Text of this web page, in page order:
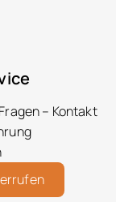
– Kontakt